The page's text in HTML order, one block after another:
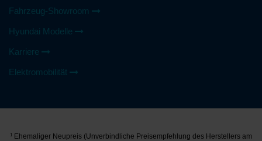
Fahrzeug-Showroom
Hyundai Modelle
Karriere
Elektromobilität
1
Ehemaliger Neupreis (Unverbindliche Preisempfehlung des Herstellers am